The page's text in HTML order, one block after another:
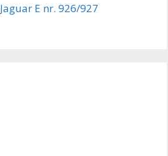
Jaguar E nr. 926/927